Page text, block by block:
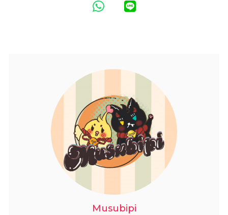
Musubipi